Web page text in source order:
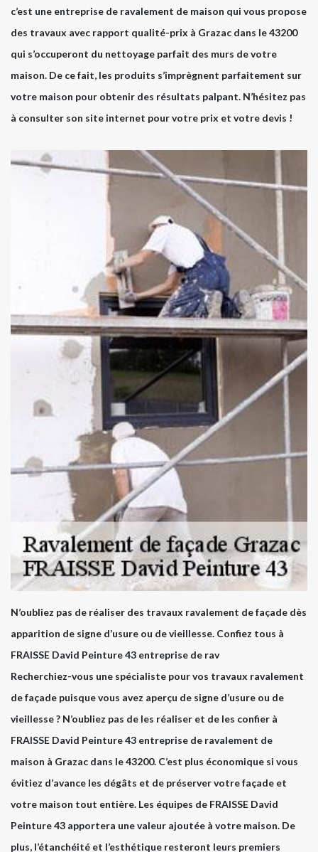
c’est une entreprise de ravalement de maison qui vous propose
des travaux avec rapport qualité-prix à Grazac dans le 43200
qui s’occuperont du nettoyage parfait des murs de votre
maison. De ce fait, les produits s’imprègnent parfaitement sur
votre maison pour obtenir des résultats palpant. N’hésitez pas
à consulter son site internet pour votre prix et votre devis !
N’oubliez pas de réaliser des travaux ravalement de façade dès
apparition de signe d’usure ou de vieillesse. Confiez tous à
FRAISSE David Peinture 43 entreprise de rav
Recherchiez-vous une spécialiste pour vos travaux ravalement
de façade puisque vous avez aperçu de signe d’usure ou de
vieillesse ? N’oubliez pas de les réaliser et de les confier à
FRAISSE David Peinture 43 entreprise de ravalement de
maison à Grazac dans le 43200. C’est plus économique si vous
évitiez d’avance les dégâts et de préserver votre façade et
votre maison tout entière. Les équipes de FRAISSE David
Peinture 43 apportera une valeur ajoutée à votre maison. De
plus, l’étanchéité et l’esthétique resteront leurs premiers